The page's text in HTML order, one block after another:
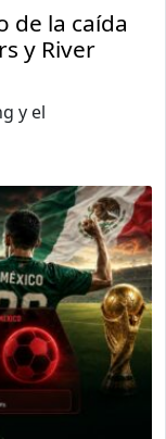
de la caída
y River
y el